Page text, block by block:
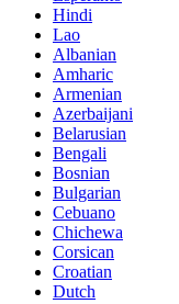
Hindi
Lao
Albanian
Amharic
Armenian
Azerbaijani
Belarusian
Bengali
Bosnian
Bulgarian
Cebuano
Chichewa
Corsican
Croatian
Dutch